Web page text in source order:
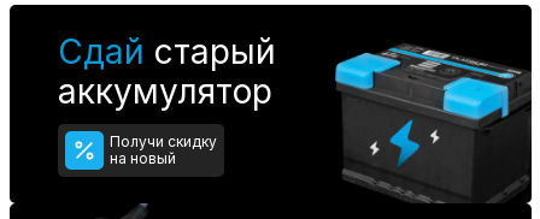
Сдай старый
аккумулятор
Получи скидку
на новый